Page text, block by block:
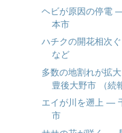
ヘビが原因の停電
本市
ハチクの開花相次
など
多数の地割れが拡
豊後大野市 （続
エイが川を遡上 ―
市